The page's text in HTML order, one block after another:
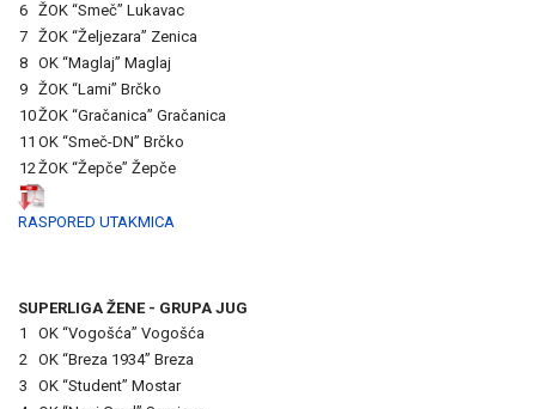
6 ŽOK “Smeč” Lukavac
7 ŽOK “Željezara” Zenica
8 OK “Maglaj” Maglaj
9 ŽOK “Lami” Brčko
10ŽOK “Gračanica” Gračanica
11 OK “Smeč-DN” Brčko
12ŽOK “Žepče” Žepče
RASPORED UTAKMICA
SUPERLIGA ŽENE - GRUPA JUG
1
OK “Vogošća” Vogošća
2
OK “Breza 1934” Breza
3
OK “Student” Mostar